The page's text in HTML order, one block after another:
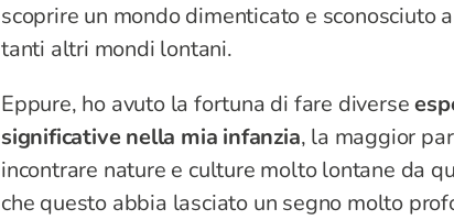
scoprire un mondo dimenticato e sconosciuto
tanti altri mondi lontani.
Eppure, ho avuto la fortuna di fare diverse
significative nella mia infanzia, la maggior
incontrare nature e culture molto lontane da
che questo abbia lasciato un segno molto